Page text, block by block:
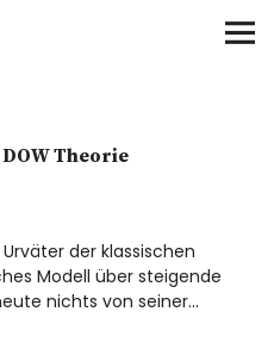
Theorie
der klassischen
Modell über steigende
nichts von seiner…